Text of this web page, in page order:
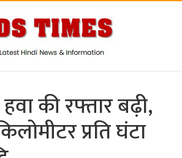
की रफ्तार बढ़ी,
प्रति घंटा